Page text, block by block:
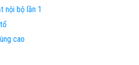
nội bộ lần 1
cao